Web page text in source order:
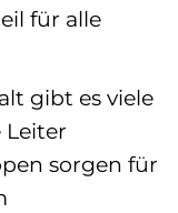
für alle
gibt es viele
Leiter
sorgen für